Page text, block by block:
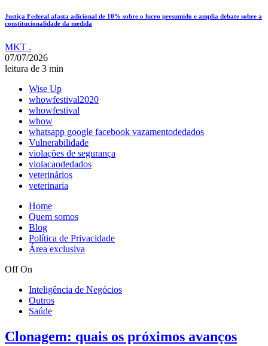
Justiça Federal afasta adicional de 10% sobre o lucro presumido e amplia debate sobre a
constitucionalidade da medida
MKT .
07/07/2026
leitura de 3 min
Wise Up
whowfestival2020
whowfestival
whow
whatsapp google facebook vazamentodedados
Vulnerabilidade
violações de segurança
violacaodedados
veterinários
veterinaria
Home
Quem somos
Blog
Política de Privacidade
Área exclusiva
Off On
Inteligência de Negócios
Outros
Saúde
Clonagem: quais os próximos avanços